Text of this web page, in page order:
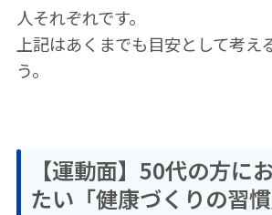
人それぞれです。
上記はあくまでも目安として考え
う。
【運動面】50代の方に
たい「健康づくりの習慣